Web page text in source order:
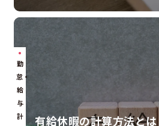
勤
怠・
給
与
計
有給休暇の計算方法と